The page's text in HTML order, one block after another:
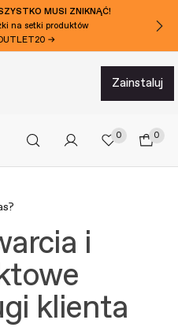
MUSI ZNIKNĄĆ!
na setki produktów
→
zainstaluj
0 0
i
klienta